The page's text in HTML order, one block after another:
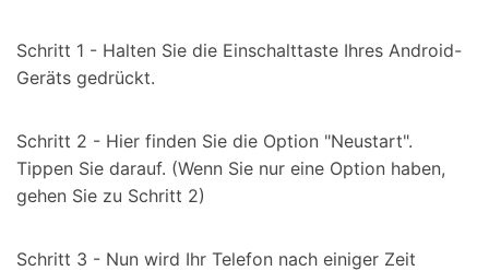
Schritt 1 - Halten Sie die Einschalttaste Ihres Android-
Geräts gedrückt.
Schritt 2 - Hier finden Sie die Option "Neustart".
Tippen Sie darauf. (Wenn Sie nur eine Option haben,
gehen Sie zu Schritt 2)
Schritt 3 - Nun wird Ihr Telefon nach einiger Zeit